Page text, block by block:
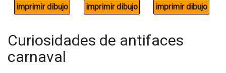
Curiosidades de antifaces
carnaval